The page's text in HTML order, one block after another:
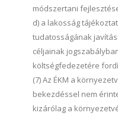
módszertani
d) a lakosság
tudatosságának
céljainak
költségfedezetére
(7) Az ÉKM a
bekezdéssel nem
kizárólag a